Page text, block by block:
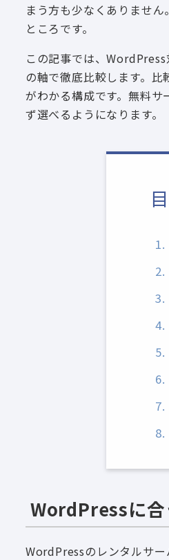
まう方も少なくありませ
ところです。
この記事では、
の軸で徹底比較します。
がわかる構成です。無料
ず選べるようになります。
WordPressに合
WordPressのレンタルサ